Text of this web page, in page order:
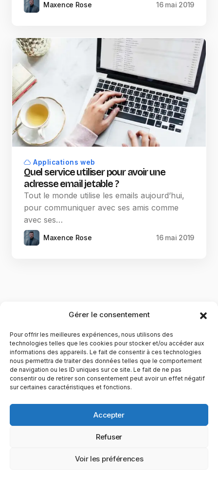
Gérer le consentement
Pour offrir les meilleures expériences, nous utilisons des
technologies telles que les cookies pour stocker et/ou accéder aux
informations des appareils. Le fait de consentir à ces technologies
nous permettra de traiter des données telles que le comportement
de navigation ou les ID uniques sur ce site. Le fait de ne pas
consentir ou de retirer son consentement peut avoir un effet négatif
sur certaines caractéristiques et fonctions.
Accepter
Refuser
Voir les préférences
Maxence Rose 16 mai 2019
Applications web
Quel service utiliser pour avoir une
adresse email jetable ?
Tout le monde utilise les emails aujourd’hui,
pour communiquer avec ses amis comme
avec ses…
Maxence Rose 16 mai 2019
YubiGeek est un média français dédié aux nouvelles
technologies, à la culture geek et au numérique. Fondé par
du web, du gaming et de la science, avec une approche